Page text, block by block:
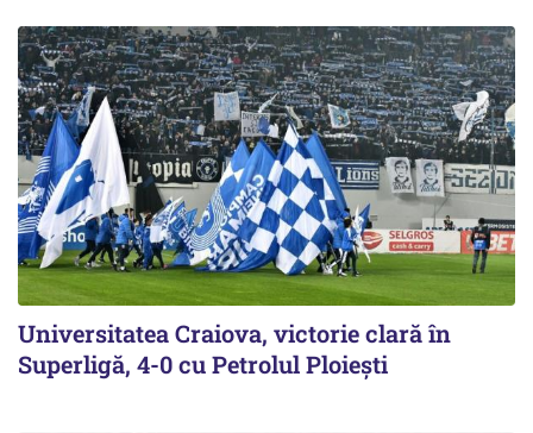
Universitatea Craiova, victorie clară în
Superligă, 4-0 cu Petrolul Ploieşti